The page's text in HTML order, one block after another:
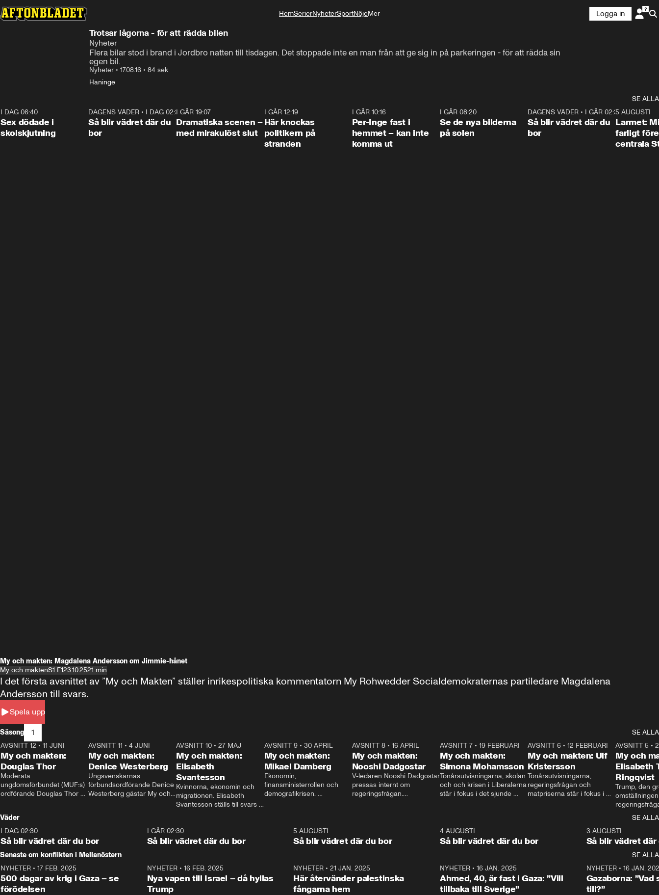
HemSerierNyheterSportNöjeMer
Logga in
Trotsar lågorna - för att rädda bilen
Nyheter
Flera bilar stod i brand i Jordbro natten till tisdagen. Det stoppade inte en man från att ge sig in på parkeringen - för att rädda sin
egen bil.
Nyheter • 17.08.16 • 84 sek
Haninge
SE ALLA
I DAG 06:40
Sex dödade i
skolskjutning
1:06
DAGENS VÄDER • I DAG 02:30
Så blir vädret där du
bor
I GÅR 19:07
Dramatiska scenen –
med mirakulöst slut
I GÅR 12:19
Här knockas
politikern på
stranden
I GÅR 10:16
Per-Inge fast i
hemmet – kan inte
komma ut
I GÅR 08:20
Se de nya bilderna
på solen
1:06
DAGENS VÄDER • I GÅR 02:30
Så blir vädret där du
bor
5 AUGUSTI
Larmet:
farligt
centrala
My och makten: Magdalena Andersson om Jimmie-hånet
My och maktenS1 E123.10.2521 min
Spela upp
I det första avsnittet av ”My och Makten” ställer inrikespolitiska kommentatorn My Rohwedder Socialdemokraternas partiledare Magdalena
Andersson till svars.
Säsong 1
SE ALLA
26:27
AVSNITT 12 • 11 JUNI
My och makten:
Douglas Thor
Moderata
ungdomsförbundet (MUF:s)
ordförande Douglas Thor
tonårsutvisningarna och hur
Moderaterna ska locka
väljare till valet i höst.
23:40
AVSNITT 11 •4 JUNI
My och makten:
Denice Westerberg
Ungsvenskarnas
förbundsordförande Denice
Westerberg gästar My och
AVSNITT 10 •27 MAJ
My och makten:
Elisabeth
Svantesson
Kvinnorna, ekonomin och
migrationen. Elisabeth
Svantesson ställs till svars
AVSNITT 9• 30 APRIL
My och makten:
Mikael Damberg
Ekonomin,
finansministerrollen och
demografikrisen.
och Makten.
AVSNITT 8• 16 APRIL
My och makten:
Nooshi Dadgostar
V-ledaren Nooshi Dadgostar
pressas internt om
regeringsfrågan.
– Vi ställer upp i val. Ska vi
vara med så sitter vi förstås
24:30
AVSNITT 7• 19 FEBRUARI
My och makten:
Simona Mohamsson
Tonårsutvisningarna, skolan
och och krisen i Liberalerna
står i fokus i det sjunde
kommentator My
Rohwedder ställer
utbildnings- och
Mohamsson till svars.
27:30
AVSNITT 6 •12 FEBRUARI
My och makten: Ulf
Kristersson
Tonårsutvisningarna,
regeringsfrågan och
matpriserna står i fokus i
Rohwedder ställer
statsminister Ulf Kristersson
AVSNITT 5 •
My och
Elisabeth
Ringqvist
Trump, den
centrum i
avsnittet av
Makten”. Se
Aftonbladets
Rohwedder
Thand Ring
Väder
SE ALLA
I DAG 02:30
Så blir vädret där du bor
1:06
I GÅR 02:30
Så blir vädret där du bor
5 AUGUSTI
Så blir vädret där du bor
4 AUGUSTI
Så blir vädret där du bor
3 AUGUSTI
Så blir vädret där
Senaste om konflikten i Mellanöstern
SE ALLA
NYHETER • 17 FEB. 2025
500 dagar av krig i Gaza – se
förödelsen
NYHETER• 16 FEB. 2025
Nya vapen till Israel – då hyllas
Trump
NYHETER •21 JAN. 2025
Här återvänder palestinska
fångarna hem
NYHETER• 16 JAN. 2025
Ahmed, 40, är fast i Gaza: ”Vill
tillbaka till Sverige”
NYHETER• 16 JAN.
Gazaborna:
till?”